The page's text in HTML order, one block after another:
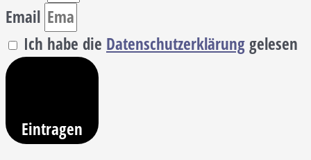
Email
Ich habe die Datenschutzerklärunggelesen
Eintragen